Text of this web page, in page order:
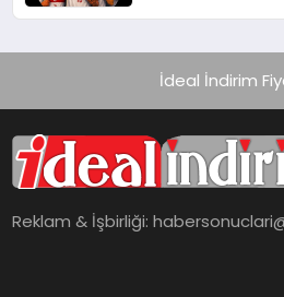
İdeal İndirim
Reklam & İşbirliği: